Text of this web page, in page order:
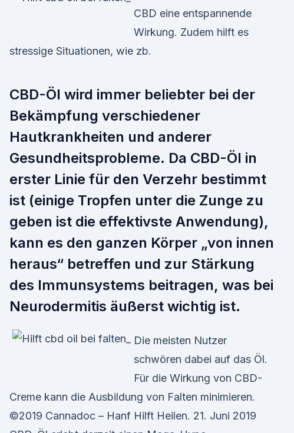
CBD eine entspannende
Wirkung. Zudem hilft es
stressige Situationen, wie zb.
CBD-Öl wird immer beliebter bei der
Bekämpfung verschiedener
Hautkrankheiten und anderer
Gesundheitsprobleme. Da CBD-Öl in
erster Linie für den Verzehr bestimmt
ist (einige Tropfen unter die Zunge zu
geben ist die effektivste Anwendung),
kann es den ganzen Körper „von innen
heraus“ betreffen und zur Stärkung
des Immunsystems beitragen, was bei
Neurodermitis äußerst wichtig ist.
Die meisten Nutzer
schwören dabei auf das Öl.
Für die Wirkung von CBD-
Creme kann die Ausbildung von Falten minimieren.
©2019 Cannadoc – Hanf Hilft Heilen. 21. Juni 2019